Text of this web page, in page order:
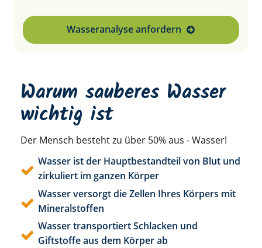
Wasseranalyse anfordern
Warum sauberes Wasser
wichtig ist
Der Mensch besteht zu über 50% aus - Wasser!
Wasser ist der Hauptbestandteil von Blut und
zirkuliert im ganzen Körper
Wasser versorgt die Zellen Ihres Körpers mit
Mineralstoffen
Wasser transportiert Schlacken und
Giftstoffe aus dem Körper ab